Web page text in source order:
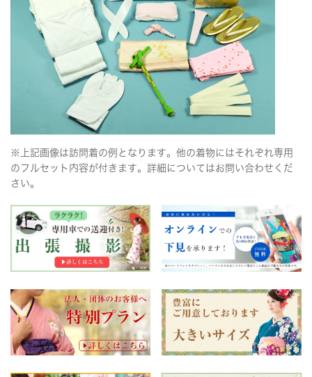
※上記画像は訪問着の例となります。他の着物にはそれぞれ専用
のフルセット内容が付きます。詳細についてはお問い合わせくだ
さい。